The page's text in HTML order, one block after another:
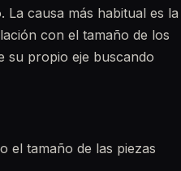
causa más habitual es la
con el tamaño de los
su propio eje buscando
el tamaño de las piezas